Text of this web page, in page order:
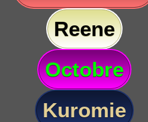
Reene
Octobre
Kuromie